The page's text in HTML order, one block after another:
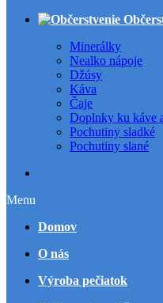
Minerálky
Nealko nápoje
Džúsy
Káva
Čaje
Doplnky ku káve
Pochutiny sladké
Pochutiny slané
Menu
Domov
O nás
Výroba pečiatok